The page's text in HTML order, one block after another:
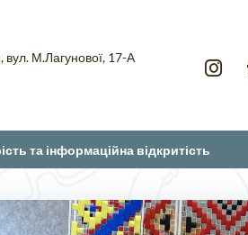
вул. М.Лагунової, 17-А
та інформаційна відкритість